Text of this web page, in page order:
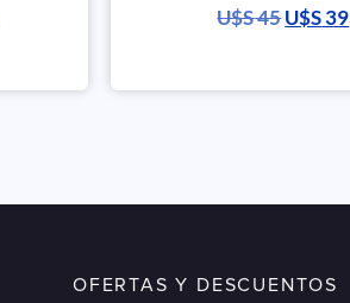
U$S45U$S39
OFERTAS Y DESCUENTOS